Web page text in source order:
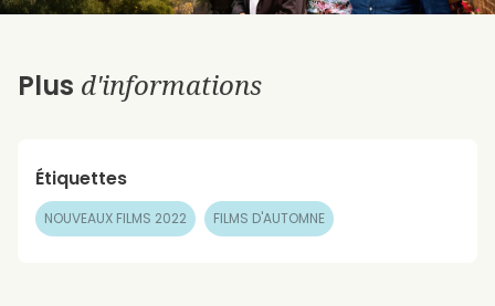
Plus d'informations
Étiquettes
NOUVEAUX FILMS 2022 FILMS D'AUTOMNE